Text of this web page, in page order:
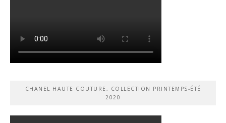
CHANEL HAUTE COUTURE, COLLECTION PRINTEMPS-ÉTÉ
2020